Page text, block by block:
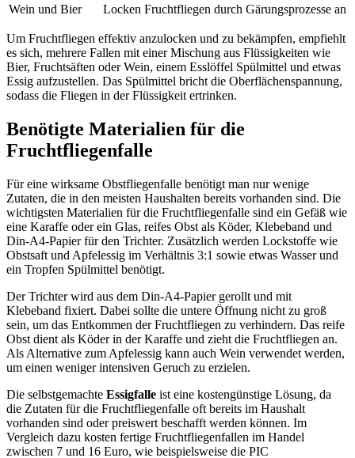
Wein und Bier
Locken Fruchtfliegen durch Gärungsprozesse an
Um Fruchtfliegen effektiv anzulocken und zu bekämpfen, empfiehlt
es sich, mehrere Fallen mit einer Mischung aus Flüssigkeiten wie
Bier, Fruchtsäften oder Wein, einem Esslöffel Spülmittel und etwas
Essig aufzustellen. Das Spülmittel bricht die Oberflächenspannung,
sodass die Fliegen in der Flüssigkeit ertrinken.
Benötigte Materialien für die
Fruchtfliegenfalle
Für eine wirksame Obstfliegenfalle benötigt man nur wenige
Zutaten, die in den meisten Haushalten bereits vorhanden sind. Die
wichtigsten Materialien für die Fruchtfliegenfalle sind ein Gefäß wie
eine Karaffe oder ein Glas, reifes Obst als Köder, Klebeband und
Din-A4-Papier für den Trichter. Zusätzlich werden Lockstoffe wie
Obstsaft und Apfelessig im Verhältnis 3:1 sowie etwas Wasser und
ein Tropfen Spülmittel benötigt.
Der Trichter wird aus dem Din-A4-Papier gerollt und mit
Klebeband fixiert. Dabei sollte die untere Öffnung nicht zu groß
sein, um das Entkommen der Fruchtfliegen zu verhindern. Das reife
Obst dient als Köder in der Karaffe und zieht die Fruchtfliegen an.
Als Alternative zum Apfelessig kann auch Wein verwendet werden,
um einen weniger intensiven Geruch zu erzielen.
Die selbstgemachte Essigfalle ist eine kostengünstige Lösung, da
die Zutaten für die Fruchtfliegenfalle oft bereits im Haushalt
vorhanden sind oder preiswert beschafft werden können. Im
Vergleich dazu kosten fertige Fruchtfliegenfallen im Handel
zwischen 7 und 16 Euro, wie beispielsweise die PIC